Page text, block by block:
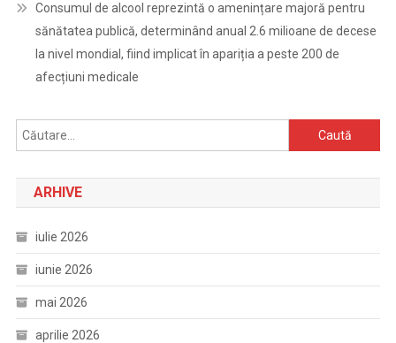
Consumul de alcool reprezintă o amenințare majoră pentru
sănătatea publică, determinând anual 2.6 milioane de decese
la nivel mondial, fiind implicat în apariția a peste 200 de
afecțiuni medicale
Caută
după:
ARHIVE
iulie 2026
iunie 2026
mai 2026
aprilie 2026